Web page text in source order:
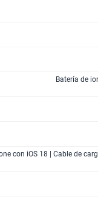
Batería de
con iOS 18 | Cable de